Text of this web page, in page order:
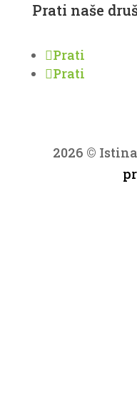
Prati naše
Prati
Prati
2026 ©